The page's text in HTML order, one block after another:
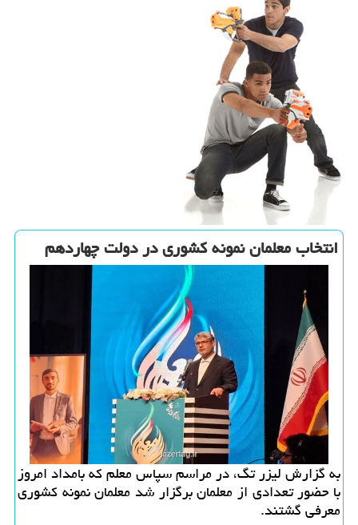
انتخاب معلمان نمونه کشوری در دولت چهاردهم
به گزارش لیزر تگ، در مراسم سپاس معلم که بامداد امروز
با حضور تعدادی از معلمان برگزار شد معلمان نمونه کشوری
معرفی گشتند.